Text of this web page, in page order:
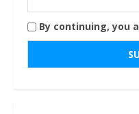
By continuing, you